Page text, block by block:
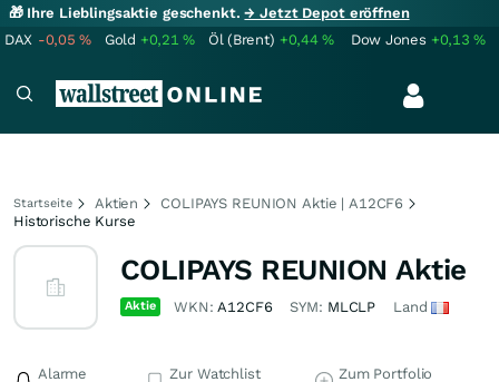
🎁 Ihre Lieblingsaktie geschenkt.→ Jetzt Depot eröffnen
DAX -0,05% Gold +0,21% Öl (Brent) +0,44% Dow Jones +0,13%
Startseite Aktien
COLIPAYS REUNION Aktie | A12CF6
Historische Kurse
COLIPAYS REUNION Aktie
Aktie WKN:A12CF6 SYM: MLCLP Land
Alarme
Zur Watchlist
Zum Portfolio